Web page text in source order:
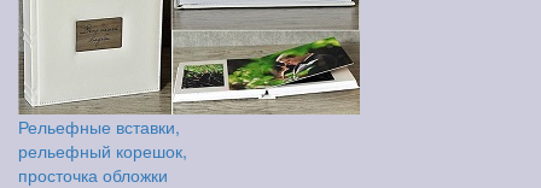
Рельефные вставки,
рельефный корешок,
просточка обложки